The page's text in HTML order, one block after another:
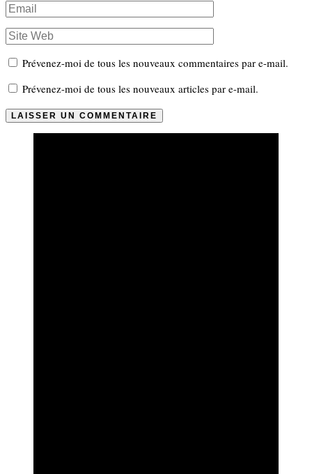
Prévenez-moi de tous les nouveaux commentaires par e-mail.
Prévenez-moi de tous les nouveaux articles par e-mail.